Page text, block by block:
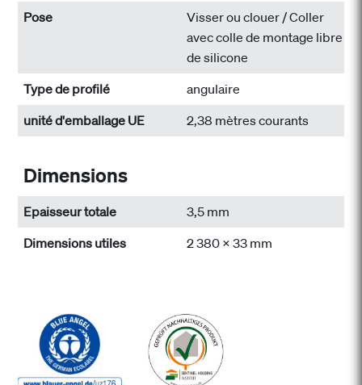
Pose
Visser ou clouer / Coller
avec colle de montage libre
de silicone
Type de profilé
angulaire
unité d'emballage UE
2,38 mètres courants
Dimensions
Epaisseur totale
3,5 mm
Dimensions utiles
2 380 x 33 mm